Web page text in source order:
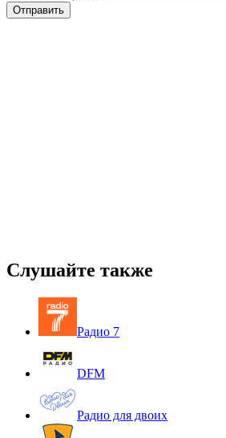
Слушайте также
Радио 7
DFM
Радио для двоих